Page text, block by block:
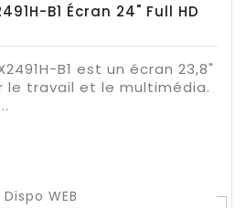
B1 Écran 24" Full HD
B1 est un écran 23,8"
le travail et le multimédia.
Dispo WEB